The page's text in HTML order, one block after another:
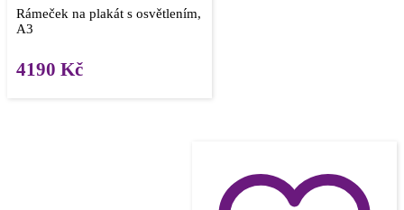
Rámeček na plakát s osvětlením,
A3
4190 Kč